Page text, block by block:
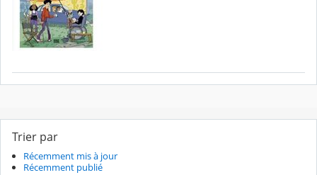
Trier par
Récemment mis à jour
Récemment publié